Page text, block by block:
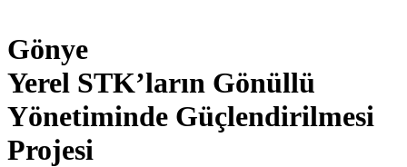
Gönye
Yerel STK’ların Gönüllü
Yönetiminde Güçlendirilmesi
Projesi